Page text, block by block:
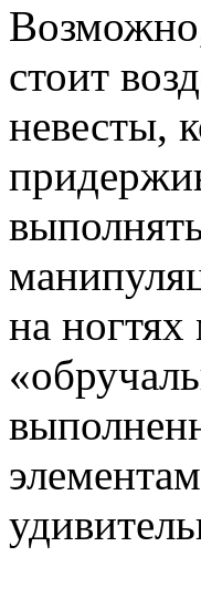
стоит
невесты,
на ногтях